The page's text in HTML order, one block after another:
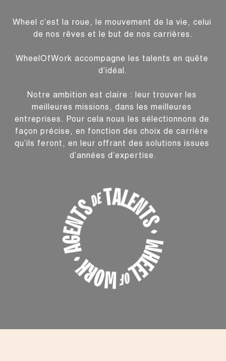
Wheel c’est la roue, le mouvement de la vie, celui
de nos rêves et le but de nos carrières.
WheelOfWork accompagne les talents en quête
d’idéal.
Notre ambition est claire : leur trouver les
meilleures missions, dans les meilleures
entreprises. Pour cela nous les sélectionnons de
façon précise, en fonction des choix de carrière
qu’ils feront, en leur offrant des solutions issues
d’années d’expertise.